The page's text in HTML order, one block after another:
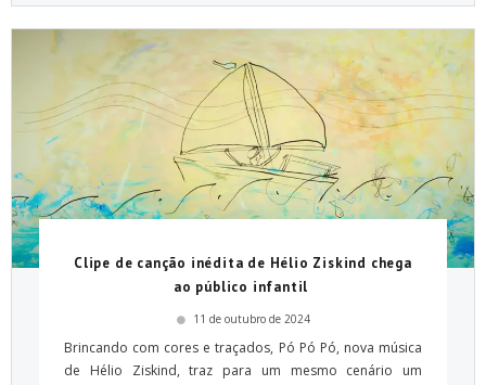
Clipe de canção inédita de Hélio Ziskind chega
ao público infantil
11 de outubro de 2024
Brincando com cores e traçados, Pó Pó Pó, nova música
de Hélio Ziskind, traz para um mesmo cenário um